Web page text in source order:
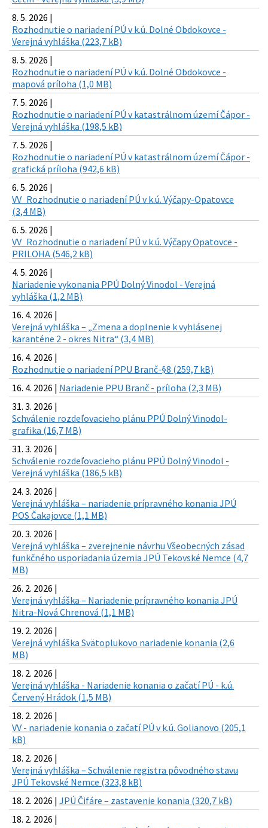
8. 5. 2026 |
Rozhodnutie o nariadení PÚ v k.ú. Dolné Obdokovce -
Verejná vyhláška (223,7 kB)
8. 5. 2026 |
Rozhodnutie o nariadení PÚ v k.ú. Dolné Obdokovce -
mapová príloha (1,0 MB)
7. 5. 2026 |
Rozhodnutie o nariadení PÚ v katastrálnom území Čápor -
Verejná vyhláška (198,5 kB)
7. 5. 2026 |
Rozhodnutie o nariadení PÚ v katastrálnom území Čápor -
grafická príloha (942,6 kB)
6. 5. 2026 |
VV_Rozhodnutie o nariadení PÚ v k.ú. Výčapy-Opatovce
(3,4 MB)
6. 5. 2026 |
VV_Rozhodnutie o nariadení PÚ v k.ú. Výčapy Opatovce -
PRILOHA (546,2 kB)
4. 5. 2026 |
Nariadenie vykonania PPÚ Dolný Vinodol - Verejná
vyhláška (1,2 MB)
16. 4. 2026 |
Verejná vyhláška – „Zmena a doplnenie k vyhlásenej
karanténe 2 - okres Nitra“ (3,4 MB)
16. 4. 2026 |
Rozhodnutie o nariadení PPU Branč-§8 (259,7 kB)
16. 4. 2026 | Nariadenie PPU Branč - príloha (2,3 MB)
31. 3. 2026 |
Schválenie rozdeľovacieho plánu PPÚ Dolný Vinodol-
grafika (16,7 MB)
31. 3. 2026 |
Schválenie rozdeľovacieho plánu PPÚ Dolný Vinodol -
Verejná vyhláška (186,5 kB)
24. 3. 2026 |
Verejná vyhláška – nariadenie prípravného konania JPÚ
POS Čakajovce (1,1 MB)
20. 3. 2026 |
Verejná vyhláška – zverejnenie návrhu Všeobecných zásad
funkčného usporiadania územia JPÚ Tekovské Nemce (4,7
MB)
26. 2. 2026 |
Verejná vyhláška – Nariadenie prípravného konania JPÚ
Nitra-Nová Chrenová (1,1 MB)
19. 2. 2026 |
Verejná vyhláška Svätoplukovo nariadenie konania (2,6
MB)
18. 2. 2026 |
Verejná vyhláška - Nariadenie konania o začatí PÚ - k.ú.
Červený Hrádok (1,5 MB)
18. 2. 2026 |
VV - nariadenie konania o začatí PÚ v k.ú. Golianovo (205,1
kB)
18. 2. 2026 |
Verejná vyhláška – Schválenie registra pôvodného stavu
JPÚ Tekovské Nemce (323,8 kB)
18. 2. 2026 | JPÚ Čifáre – zastavenie konania (320,7 kB)
18. 2. 2026 |